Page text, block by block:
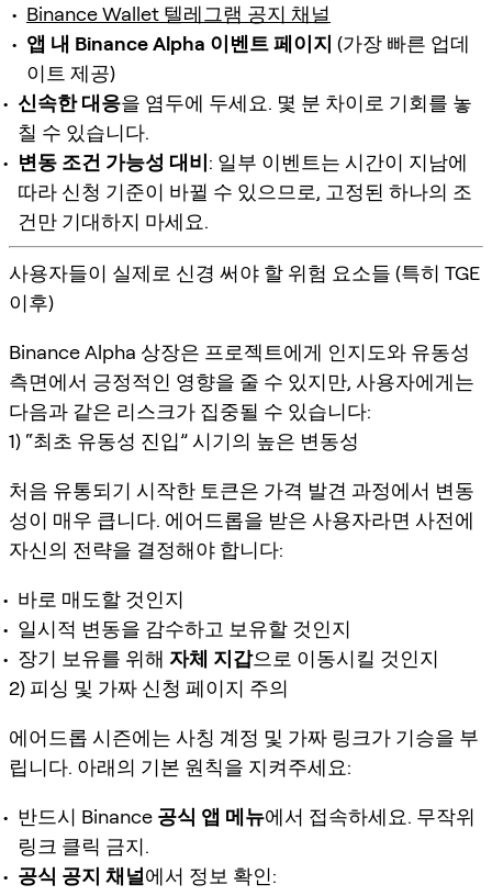
Binance Wallet 텔레그램 공지 채널
앱 내 Binance Alpha 이벤트 페이지 (가장 빠른 업데
이트 제공)
신속한 대응을 염두에 두세요. 몇 분 차이로 기회를 놓
칠 수 있습니다.
변동 조건 가능성 대비: 일부 이벤트는 시간이 지남에
따라 신청 기준이 바뀔 수 있으므로, 고정된 하나의 조
건만 기대하지 마세요.
사용자들이 실제로 신경 써야 할 위험 요소들 (특히 TGE
이후)
Binance Alpha 상장은 프로젝트에게 인지도와 유동성
측면에서 긍정적인 영향을 줄 수 있지만, 사용자에게는
다음과 같은 리스크가 집중될 수 있습니다:
1) “최초 유동성 진입” 시기의 높은 변동성
처음 유통되기 시작한 토큰은 가격 발견 과정에서 변동
성이 매우 큽니다. 에어드롭을 받은 사용자라면 사전에
자신의 전략을 결정해야 합니다:
바로 매도할 것인지
일시적 변동을 감수하고 보유할 것인지
장기 보유를 위해 자체 지갑으로 이동시킬 것인지
2) 피싱 및 가짜 신청 페이지 주의
에어드롭 시즌에는 사칭 계정 및 가짜 링크가 기승을 부
립니다. 아래의 기본 원칙을 지켜주세요:
반드시 Binance 공식 앱 메뉴에서 접속하세요. 무작위
링크 클릭 금지.
공식 공지 채널에서 정보 확인: